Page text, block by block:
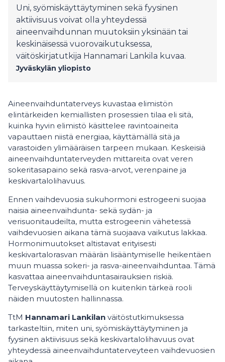
Uni, syömiskäyttäytyminen sekä fyysinen
aktiivisuus voivat olla yhteydessä
aineenvaihdunnan muutoksiin yksinään tai
keskinäisessä vuorovaikutuksessa,
väitöskirjatutkija Hannamari Lankila kuvaa.
Jyväskylän yliopisto
Aineenvaihduntaterveys kuvastaa elimistön
elintärkeiden kemiallisten prosessien tilaa eli sitä,
kuinka hyvin elimistö käsittelee ravintoaineita
vapauttaen niistä energiaa, käyttämällä sitä ja
varastoiden ylimääräisen tarpeen mukaan. Keskeisiä
aineenvaihduntaterveyden mittareita ovat veren
sokeritasapaino sekä rasva-arvot, verenpaine ja
keskivartalolihavuus.
Ennen vaihdevuosia sukuhormoni estrogeeni suojaa
naisia aineenvaihdunta- sekä sydän- ja
verisuonitaudeilta, mutta estrogeenin vähetessä
vaihdevuosien aikana tämä suojaava vaikutus lakkaa.
Hormonimuutokset altistavat erityisesti
keskivartalorasvan määrän lisääntymiselle heikentäen
muun muassa sokeri- ja rasva-aineenvaihduntaa. Tämä
kasvattaa aineenvaihduntasairauksien riskiä.
Terveyskäyttäytymisellä on kuitenkin tärkeä rooli
näiden muutosten hallinnassa.
TtM Hannamari Lankilan väitöstutkimuksessa
tarkasteltiin, miten uni, syömiskäyttäytyminen ja
fyysinen aktiivisuus sekä keskivartalolihavuus ovat
yhteydessä aineenvaihduntaterveyteen vaihdevuosien